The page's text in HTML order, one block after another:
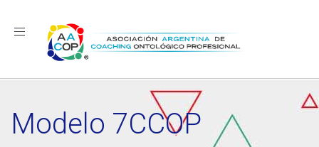
Navegación
Modelo 7CCOP